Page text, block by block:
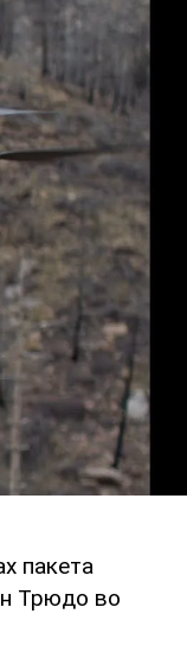
пакета
Трюдо во